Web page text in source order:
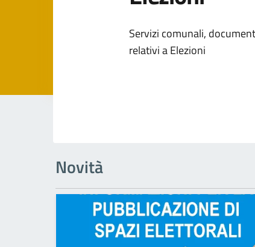
Dettagli
Servizi comunali,
relativi a Elezioni
Novità